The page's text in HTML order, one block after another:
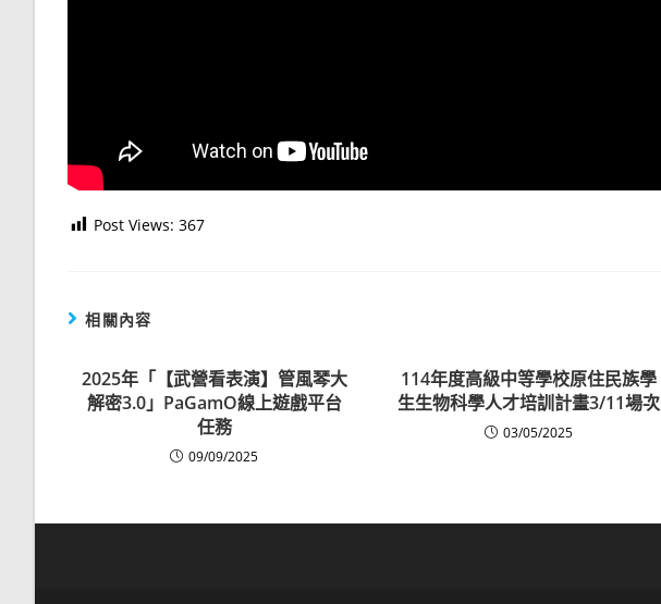
Post Views: 367
相關內容
2025年「【武營看表演】管風琴大
解密3.0」PaGamO線上遊戲平台
任務
09/09/2025
114年度高級中等學校原住民族學
生生物科學人才培訓計畫3/11場次
03/05/2025